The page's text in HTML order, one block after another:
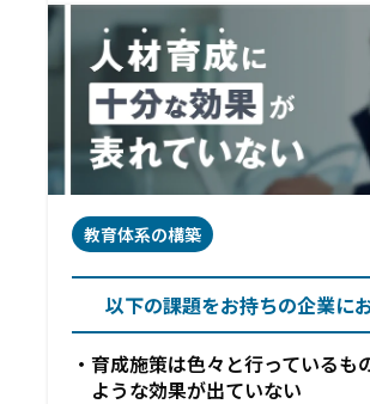
教育体系の構築
以下の課題をお持ちの企業に
育成施策は色々と行っているも
ような効果が出ていない